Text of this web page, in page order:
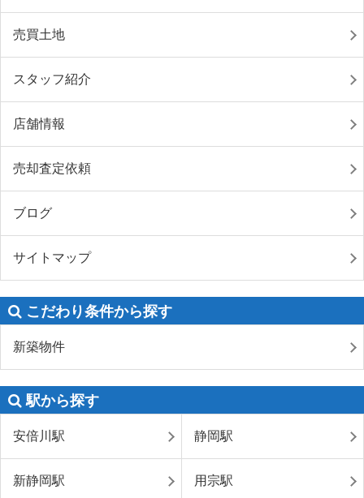
売買土地
スタッフ紹介
店舗情報
売却査定依頼
ブログ
サイトマップ
こだわり条件から探す
新築物件
駅から探す
安倍川駅 静岡駅
新静岡駅 用宗駅